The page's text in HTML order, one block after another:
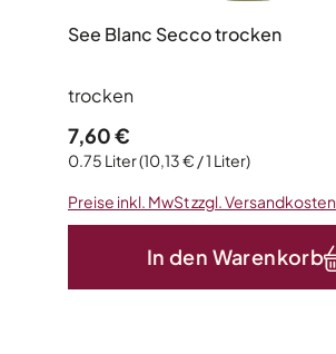
See Blanc Secco trocken
trocken
0.75 Liter(10,13 € / 1 Liter)
Regulärer Preis:
7,60 €
Preise inkl. MwSt zzgl. Versandkosten
In den Warenkorb